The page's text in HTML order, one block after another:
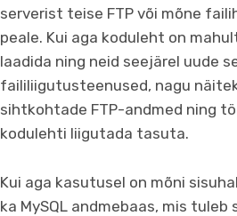
serverist teise FTP või mõne
peale. Kui aga koduleht on
laadida ning neid seejärel uude
faililiigutusteenused, nagu
sihtkohtade FTP-andmed ning
kodulehti liigutada tasuta.
Kui aga kasutusel on mõni
ka MySQL andmebaas, mis